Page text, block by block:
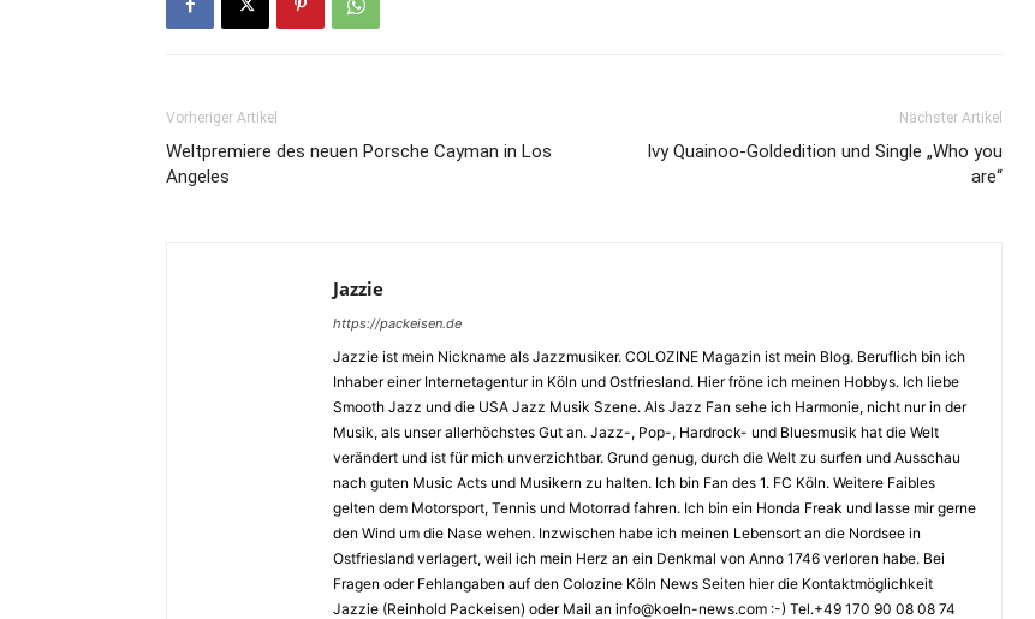
Vorheriger Artikel
Weltpremiere des neuen Porsche Cayman in Los
Angeles
Nächster Artikel
Ivy Quainoo-Goldedition und Single „Who you
are“
Jazzie
https://packeisen.de
Jazzie ist mein Nickname als Jazzmusiker. COLOZINE Magazin ist mein Blog. Beruflich bin ich
Inhaber einer Internetagentur in Köln und Ostfriesland. Hier fröne ich meinen Hobbys. Ich liebe
Smooth Jazz und die USA Jazz Musik Szene. Als Jazz Fan sehe ich Harmonie, nicht nur in der
Musik, als unser allerhöchstes Gut an. Jazz-, Pop-, Hardrock- und Bluesmusik hat die Welt
verändert und ist für mich unverzichtbar. Grund genug, durch die Welt zu surfen und Ausschau
nach guten Music Acts und Musikern zu halten. Ich bin Fan des 1. FC Köln. Weitere Faibles
gelten dem Motorsport, Tennis und Motorrad fahren. Ich bin ein Honda Freak und lasse mir gerne
den Wind um die Nase wehen. Inzwischen habe ich meinen Lebensort an die Nordsee in
Ostfriesland verlagert, weil ich mein Herz an ein Denkmal von Anno 1746 verloren habe. Bei
Fragen oder Fehlangaben auf den Colozine Köln News Seiten hier die Kontaktmöglichkeit
Jazzie (Reinhold Packeisen) oder Mail an info@koeln-news.com :-) Tel.+49 170 90 08 08 74